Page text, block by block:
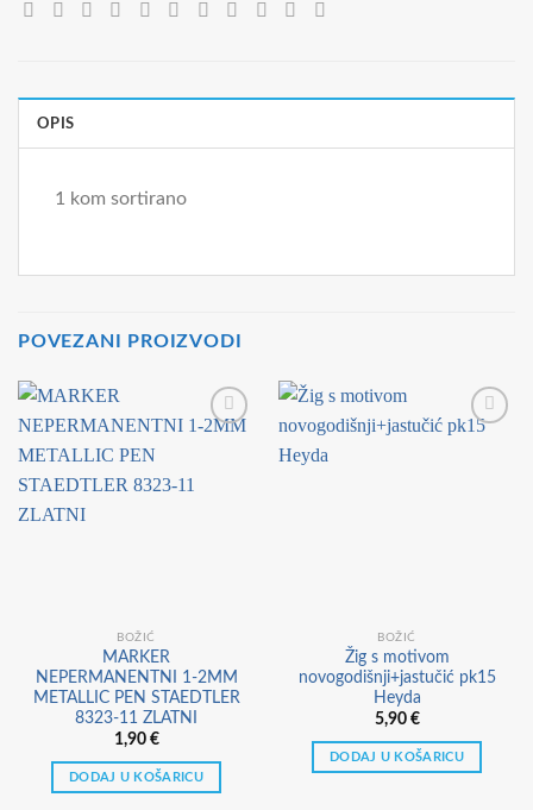
OPIS
1 kom sortirano
POVEZANI PROIZVODI
BOŽIĆ
MARKER
NEPERMANENTNI 1-2MM
METALLIC PEN STAEDTLER
8323-11 ZLATNI
1,90 €
DODAJ U KOŠARICU
BOŽIĆ
Žig s motivom
novogodišnji+jastučić pk15
Heyda
5,90 €
DODAJ U KOŠARICU